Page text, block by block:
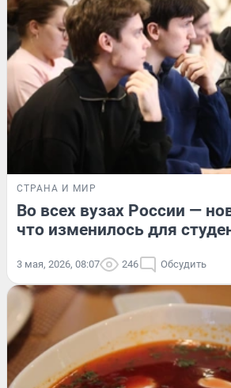
СТРАНА И МИР
Во всех вузах России —
что изменилось для
3 мая, 2026, 08:07 246 Обсудить